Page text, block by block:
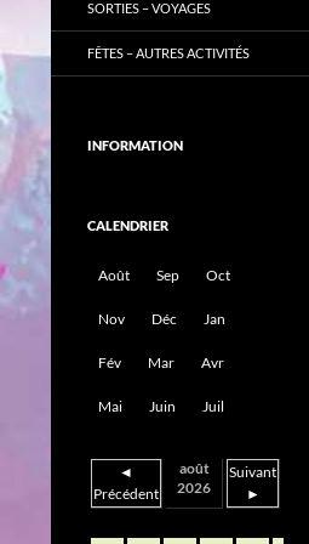
SORTIES – VOYAGES
FÊTES – AUTRES ACTIVITÉS
INFORMATION
CALENDRIER
Août Sep Oct
Nov Déc Jan
Fév Mar Avr
Mai Juin Juil
◄
Précédent
août
2026
Suivant
►